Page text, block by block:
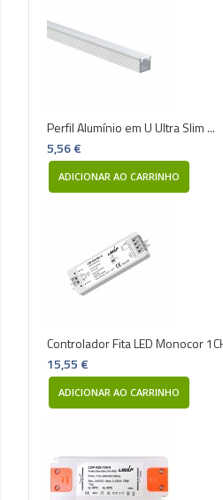
Perfil Alumínio em U Ultra Slim ...
5,56 €
ADICIONAR AO CARRINHO
Controlador Fita LED Monocor
15,55 €
ADICIONAR AO CARRINHO